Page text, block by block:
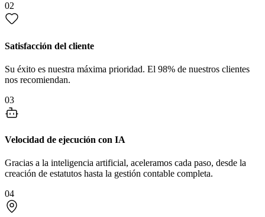
02
Satisfacción del cliente
Su éxito es nuestra máxima prioridad. El 98% de nuestros clientes
nos recomiendan.
03
Velocidad de ejecución con IA
Gracias a la inteligencia artificial, aceleramos cada paso, desde la
creación de estatutos hasta la gestión contable completa.
04